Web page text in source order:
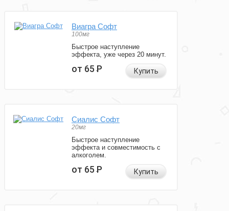
Виагра Софт
100мг
Быстрое наступление
эффекта, уже через 20 минут.
от 65Р Купить
Сиалис Софт
20мг
Быстрое наступление
эффекта и совместимость с
алкоголем.
от 65Р Купить